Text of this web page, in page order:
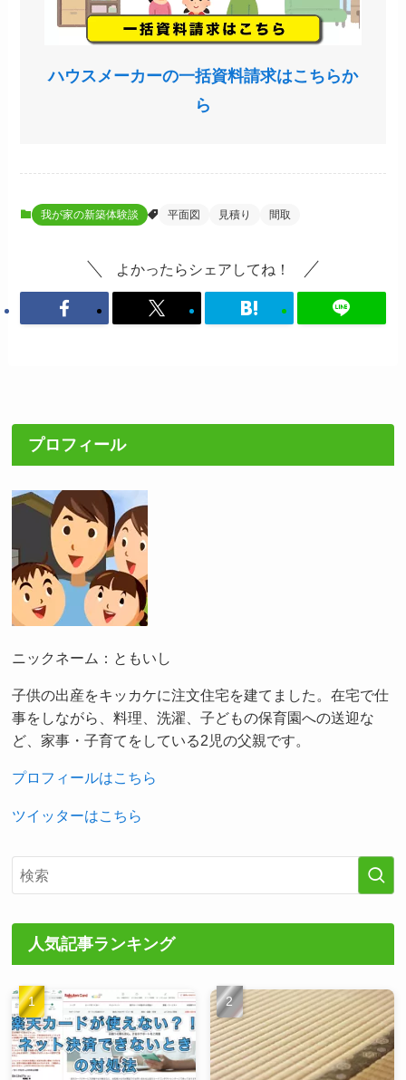
ハウスメーカーの一括資料請求はこちらか
ら
我が家の新築体験談 平面図 見積り 間取
よかったらシェアしてね！
プロフィール
ニックネーム：ともいし
子供の出産をキッカケに注文住宅を建てました。在宅で仕
事をしながら、料理、洗濯、子どもの保育園への送迎な
ど、家事・子育てをしている2児の父親です。
プロフィールはこちら
ツイッターはこちら
人気記事ランキング